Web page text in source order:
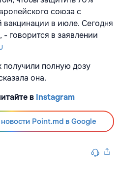
союза с
в июле. Сегодня
говорится в заявлении
получили полную дозу
она.
в Instagram
Point.md в Google